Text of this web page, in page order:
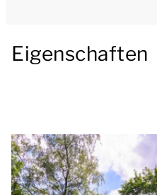
Eines der Schlafzimmer
Das Badezimmer hat eine
standardmäßig mit
und Hochstuhl
Eigenschaften